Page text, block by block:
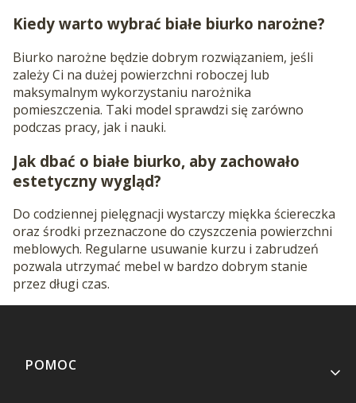
Kiedy warto wybrać białe biurko narożne?
Biurko narożne będzie dobrym rozwiązaniem, jeśli
zależy Ci na dużej powierzchni roboczej lub
maksymalnym wykorzystaniu narożnika
pomieszczenia. Taki model sprawdzi się zarówno
podczas pracy, jak i nauki.
Jak dbać o białe biurko, aby zachowało
estetyczny wygląd?
Do codziennej pielęgnacji wystarczy miękka ściereczka
oraz środki przeznaczone do czyszczenia powierzchni
meblowych. Regularne usuwanie kurzu i zabrudzeń
pozwala utrzymać mebel w bardzo dobrym stanie
przez długi czas.
Linki w stopce
POMOC